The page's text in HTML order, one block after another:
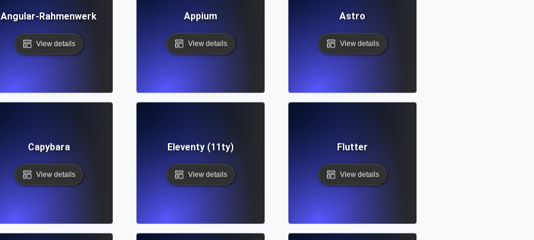
Angular-Rahmenwerk
View details
Appium
View details
Astro
View details
Capybara
View details
Eleventy (11ty)
View details
Flutter
View details